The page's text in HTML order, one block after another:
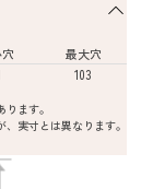
最大穴
103
ます。
実寸とは異なります。